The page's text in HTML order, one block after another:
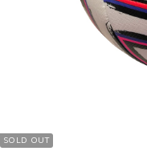
SOLD OUT